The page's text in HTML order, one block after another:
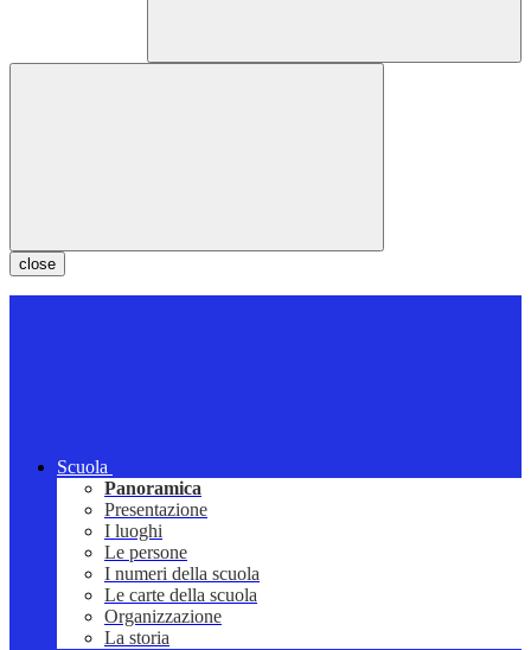
close
Scuola
Panoramica
Presentazione
I luoghi
Le persone
I numeri della scuola
Le carte della scuola
Organizzazione
La storia